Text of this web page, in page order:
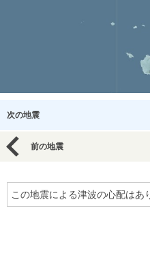
次の地震
前の地震
この地震による津波の心配はあ